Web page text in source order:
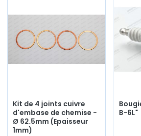
Kit de 4 joints cuivre
d'embase de chemise -
Ø 62.5mm (Epaisseur
1mm)
B-6L"